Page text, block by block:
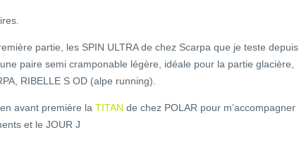
partie, les SPIN ULTRA de chez Scarpa que je teste depuis
paire semi cramponable légère, idéale pour la partie glacière,
RIBELLE S OD (alpe running).
avant première la TITAN de chez POLAR pour m’accompagner
et le JOUR J